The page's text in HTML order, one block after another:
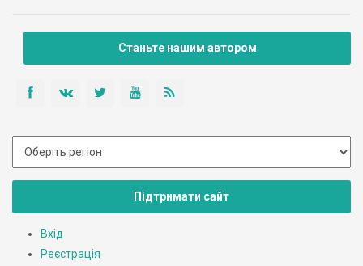
Станьте нашим автором
Підтримати сайт
Вхід
Реєстрація